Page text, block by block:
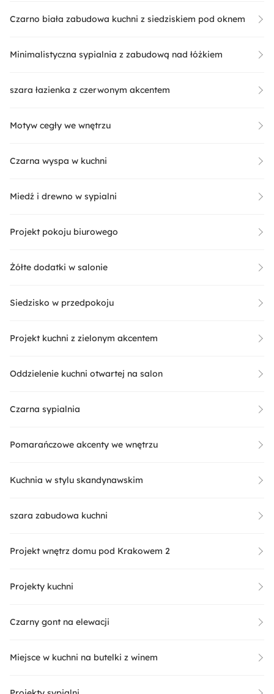
Czarno biała zabudowa kuchni z siedziskiem pod oknem
Minimalistyczna sypialnia z zabudową nad łóżkiem
szara łazienka z czerwonym akcentem
Motyw cegły we wnętrzu
Czarna wyspa w kuchni
Miedź i drewno w sypialni
Projekt pokoju biurowego
Żółte dodatki w salonie
Siedzisko w przedpokoju
Projekt kuchni z zielonym akcentem
Oddzielenie kuchni otwartej na salon
Czarna sypialnia
Pomarańczowe akcenty we wnętrzu
Kuchnia w stylu skandynawskim
szara zabudowa kuchni
Projekt wnętrz domu pod Krakowem 2
Projekty kuchni
Czarny gont na elewacji
Miejsce w kuchni na butelki z winem